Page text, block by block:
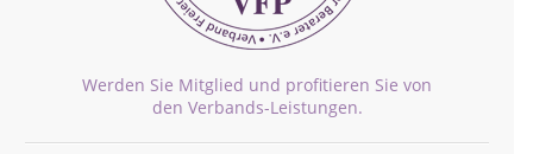
Werden Sie Mitglied und profitieren Sie von
den Verbands-Leistungen.